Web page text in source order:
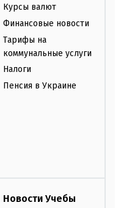
Курсы валют
Финансовые новости
Тарифы на
коммунальные услуги
Налоги
Пенсия в Украине
Новости Учебы